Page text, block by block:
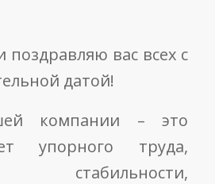
поздравляю вас всех с
датой!
компании – это
упорного труда,
стабильности,